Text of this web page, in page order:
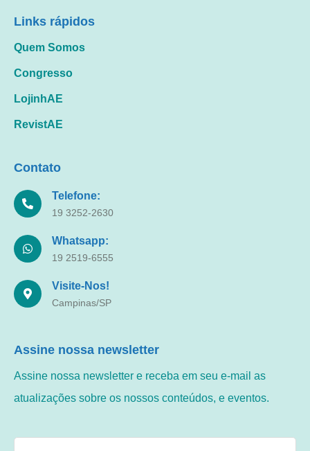
Links rápidos
Quem Somos
Congresso
LojinhAE
RevistAE
Contato
Telefone:
19 3252-2630
Whatsapp:
19 2519-6555
Visite-Nos!
Campinas/SP
Assine nossa newsletter
Assine nossa newsletter e receba em seu e-mail as
atualizações sobre os nossos conteúdos, e eventos.